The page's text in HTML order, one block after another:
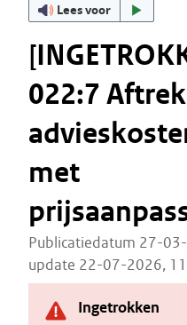
Lees voor
022:7
met
Publicatiedatum 27-
update 22-07-2026,
Ingetrokken